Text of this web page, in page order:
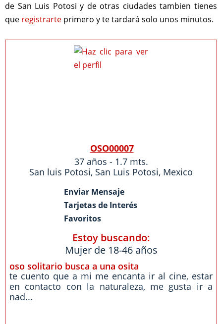
de San Luis Potosi y de otras ciudades tambien tienes
que registrarte primero y te tardará solo unos minutos.
OSO00007
37 años - 1.7 mts.
San luis Potosi, San Luis Potosi, Mexico
Enviar Mensaje
Tarjetas de Interés
Favoritos
Estoy buscando:
Mujer de 18-46 años
oso solitario busca a una osita
te cuento que a mi me encanta ir al cine, estar
en contacto con la naturaleza, me gusta ir a
nad...